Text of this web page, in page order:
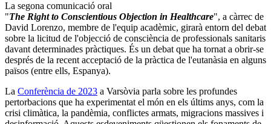
La segona comunicació oral
"The Right to Conscientious Objection in Healthcare", a càrrec de
David Lorenzo, membre de l'equip acadèmic, girarà entorn del debat
sobre la licitud de l'objecció de consciència de professionals sanitaris
davant determinades pràctiques. És un debat que ha tornat a obrir-se
després de la recent acceptació de la pràctica de l'eutanàsia en alguns
països (entre ells, Espanya).
La Conferència de 2023 a Varsòvia parla sobre les profundes
pertorbacions que ha experimentat el món en els últims anys, com la
crisi climàtica, la pandèmia, conflictes armats, migracions massives i